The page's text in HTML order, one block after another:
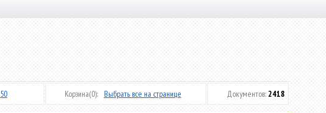
50 Корзина(0): Выбрать все на странице Документов: 2418